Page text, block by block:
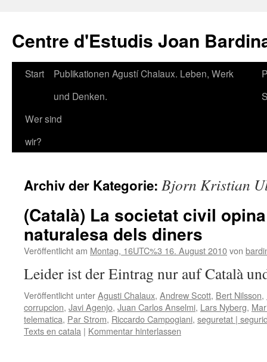
springen
Centre d'Estudis Joan
Start
Publikationen Agustí Chalaux. Leben, Werk
und Denken.
Wer sind
wir?
Archiv der Kategorie: Bjorn Kristian
(Català) La societat civil
naturalesa dels diners
Veröffentlicht am Montag, 16UTC%3 16. August 2010von
Leider ist der Eintrag nur auf Català
Veröffentlicht unterAgusti Chalaux, Andrew Scott, Bert Nilsson,
corrupcion, Javi Agenjo, Juan Carlos Anselmi, Lars Nyberg,
telematica, Par Strom, Riccardo Campogiani, seguretat |
Texts en catala | Kommentar hinterlassen